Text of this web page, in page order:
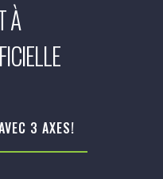
À
3 AXES!